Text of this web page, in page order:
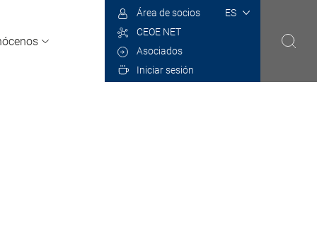
Select
Área de socios
CEOE NET
Asociados
Iniciar sesión